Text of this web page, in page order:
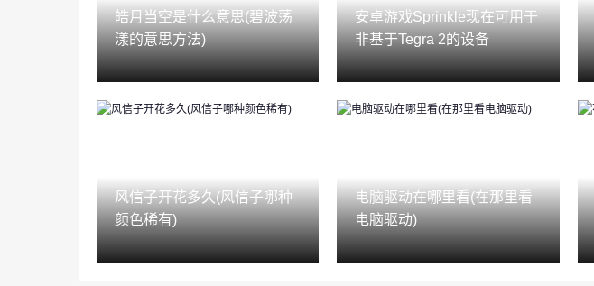
皓月当空是什么意思(碧波荡
漾的意思方法)
安卓游戏Sprinkle现在可用于
非基于Tegra 2的设备
风信子开花多久(风信子哪种
颜色稀有)
电脑驱动在哪里看(在那里看
电脑驱动)